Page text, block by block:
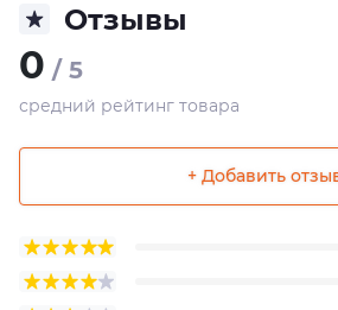
Отзывы
0 / 5
средний рейтинг товара
+ Добавить